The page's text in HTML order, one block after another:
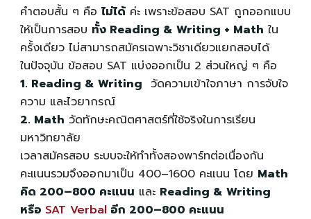
คำตอบสั้น ๆ คือ ไม่ได้ค่ะ เพราะข้อสอบ SAT ถูกออกแบบ
ให้เป็นการสอบ ทั้ง Reading & Writing + Math ใน
ครั้งเดียว ไม่สามารถสมัครเฉพาะวิชาเดียวแยกสอบได้
ในปัจจุบัน ข้อสอบ SAT แบ่งออกเป็น 2 ส่วนใหญ่ ๆ คือ
1. Reading & Writing วัดความเข้าใจภาษา การจับใจ
ความ และไวยากรณ์
2. Math วัดทักษะคณิตศาสตร์ที่ใช้จริงในการเรียน
มหาวิทยาลัย
เวลาสมัครสอบ ระบบจะให้ทำทั้งสองพาร์ทต่อเนื่องกัน
คะแนนรวมจึงออกมาเป็น 400–1600 คะแนน โดย Math
คิด 200–800 คะแนน และ Reading & Writing
หรือ SAT Verbal อีก 200–800 คะแนน